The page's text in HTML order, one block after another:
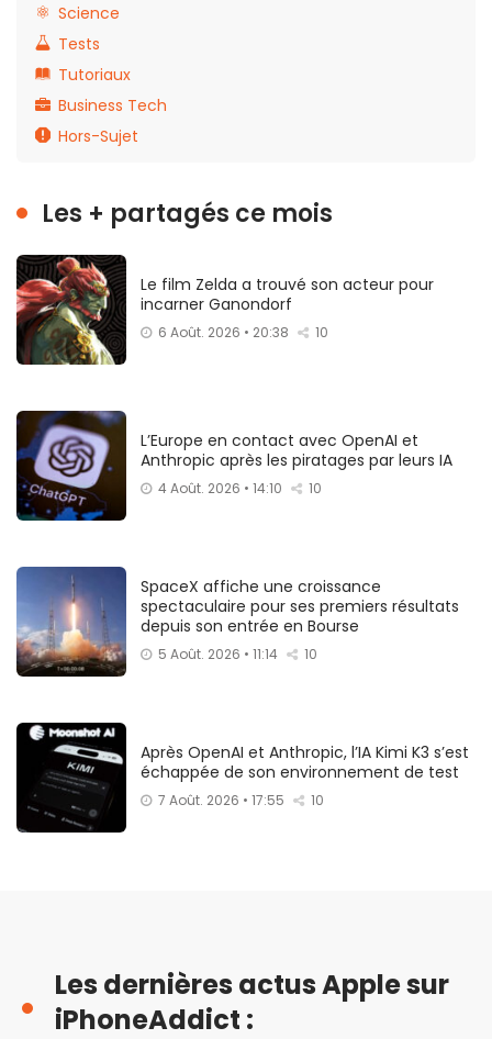
Science
Tests
Tutoriaux
Business Tech
Hors-Sujet
Les + partagés ce mois
Le film Zelda a trouvé son acteur pour
incarner Ganondorf
6 Août. 2026 • 20:38 10
L’Europe en contact avec OpenAI et
Anthropic après les piratages par leurs IA
4 Août. 2026 • 14:10 10
SpaceX affiche une croissance
spectaculaire pour ses premiers résultats
depuis son entrée en Bourse
5 Août. 2026 • 11:14 10
Après OpenAI et Anthropic, l’IA Kimi K3 s’est
échappée de son environnement de test
7 Août. 2026 • 17:55 10
Les dernières actus Apple sur
iPhoneAddict :